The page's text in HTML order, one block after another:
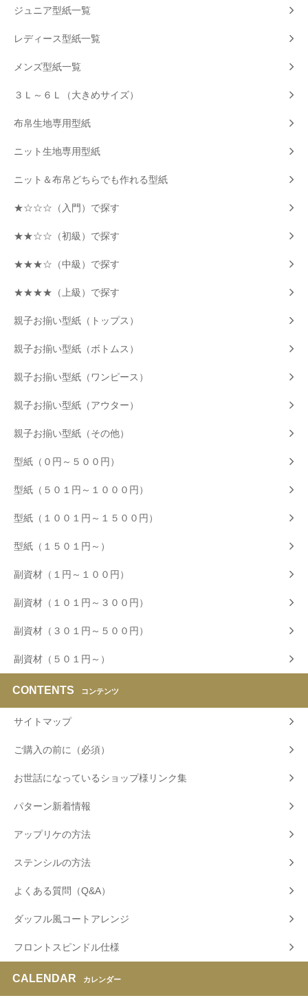
ジュニア型紙一覧
レディース型紙一覧
メンズ型紙一覧
３Ｌ～６Ｌ（大きめサイズ）
布帛生地専用型紙
ニット生地専用型紙
ニット＆布帛どちらでも作れる型紙
★☆☆☆（入門）で探す
★★☆☆（初級）で探す
★★★☆（中級）で探す
★★★★（上級）で探す
親子お揃い型紙（トップス）
親子お揃い型紙（ボトムス）
親子お揃い型紙（ワンピース）
親子お揃い型紙（アウター）
親子お揃い型紙（その他）
型紙（０円～５００円）
型紙（５０１円～１０００円）
型紙（１００１円～１５００円）
型紙（１５０１円～）
副資材（１円～１００円）
副資材（１０１円～３００円）
副資材（３０１円～５００円）
副資材（５０１円～）
CONTENTS コンテンツ
サイトマップ
ご購入の前に（必須）
お世話になっているショップ様リンク集
パターン新着情報
アップリケの方法
ステンシルの方法
よくある質問（Q&A）
ダッフル風コートアレンジ
フロントスピンドル仕様
CALENDAR カレンダー